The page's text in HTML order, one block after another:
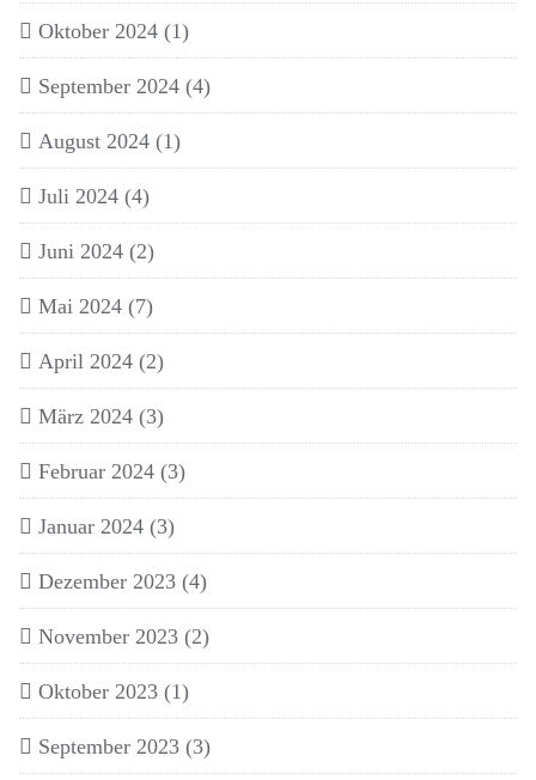
Oktober 2024 (1)
September 2024 (4)
August 2024 (1)
Juli 2024 (4)
Juni 2024 (2)
Mai 2024 (7)
April 2024 (2)
März 2024 (3)
Februar 2024 (3)
Januar 2024 (3)
Dezember 2023 (4)
November 2023 (2)
Oktober 2023 (1)
September 2023 (3)